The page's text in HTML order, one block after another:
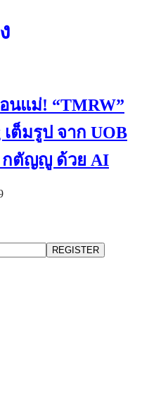
นแม่! “TMRW”
ต็มรูป จาก UOB
กตัญญู ด้วย AI